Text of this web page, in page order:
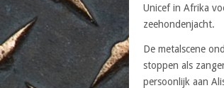
Unicef in Afrika
zeehondenjacht.
De metalscene
stoppen als
persoonlijk aan